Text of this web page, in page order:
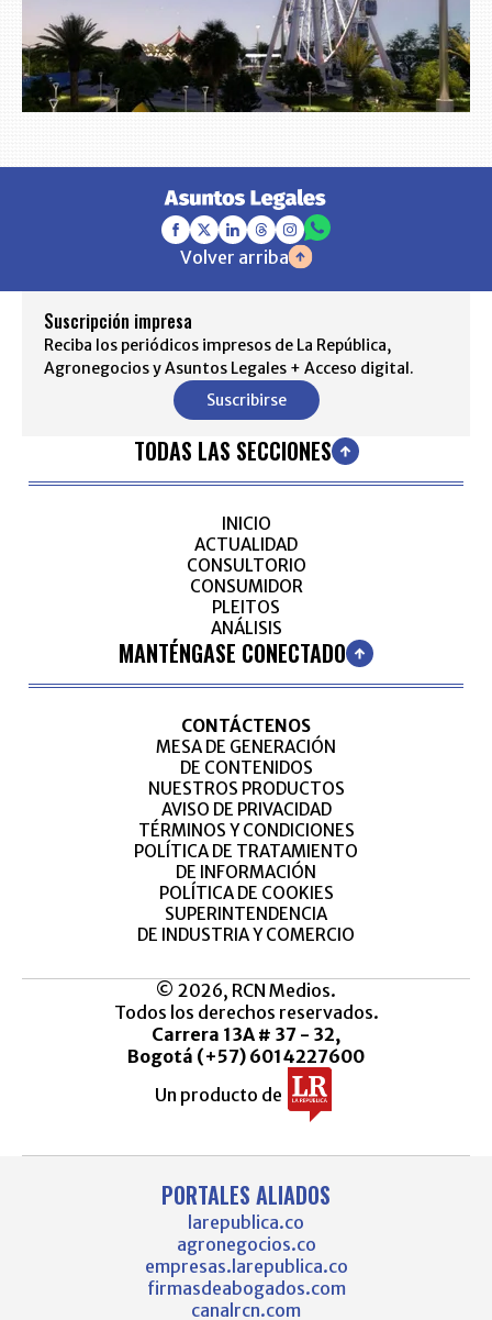
Volver arriba
Suscripción impresa
Reciba los periódicos impresos de La República,
Agronegocios y Asuntos Legales + Acceso digital.
Suscribirse
TODAS LAS SECCIONES
INICIO
ACTUALIDAD
CONSULTORIO
CONSUMIDOR
PLEITOS
ANÁLISIS
MANTÉNGASE CONECTADO
CONTÁCTENOS
MESA DE GENERACIÓN
DE CONTENIDOS
NUESTROS PRODUCTOS
AVISO DE PRIVACIDAD
TÉRMINOS Y CONDICIONES
POLÍTICA DE TRATAMIENTO
DE INFORMACIÓN
POLÍTICA DE COOKIES
SUPERINTENDENCIA
DE INDUSTRIA Y COMERCIO
© 2026, RCN Medios.
Todos los derechos reservados.
Carrera 13A # 37 - 32,
Bogotá (+57) 6014227600
Un producto de
PORTALES ALIADOS
larepublica.co
agronegocios.co
empresas.larepublica.co
firmasdeabogados.com
canalrcn.com